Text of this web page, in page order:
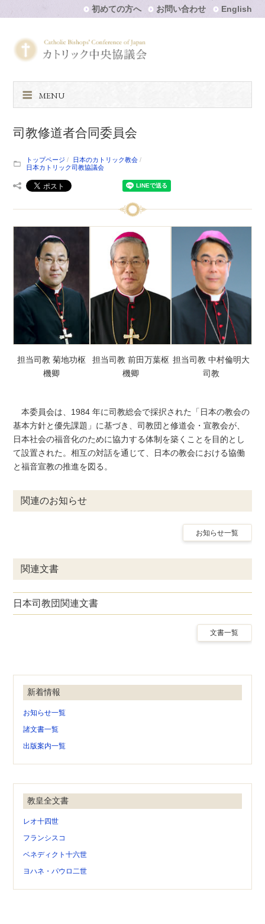
初めての方へ お問い合わせ English
MENU
司教修道者合同委員会
トップページ
日本のカトリック教会
日本カトリック司教協議会
担当司教 菊地功枢
機卿
担当司教 前田万葉枢
機卿
担当司教 中村倫明大
司教
本委員会は、1984 年に司教総会で採択された「日本の教会の
基本方針と優先課題」に基づき、司教団と修道会・宣教会が、
日本社会の福音化のために協力する体制を築くことを目的とし
て設置された。相互の対話を通じて、日本の教会における協働
と福音宣教の推進を図る。
関連のお知らせ
お知らせ一覧
関連文書
日本司教団関連文書
文書一覧
新着情報
お知らせ一覧
諸文書一覧
出版案内一覧
教皇全文書
レオ十四世
フランシスコ
ベネディクト十六世
ヨハネ・パウロ二世